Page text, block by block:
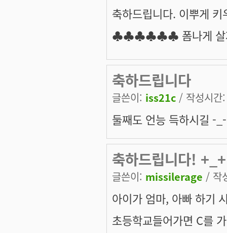
축하드립니다. 이뿌게 키
♣♣♣♣♣♣ 폼나게 살
축하드립니다
글쓴이: iss21c / 작성시
둘째도 언능 득하시길 -
축하드립니다! +_+
글쓴이: missilerage / 작
아이가 엄마, 아빠 하기
초등학교들어가면 C를